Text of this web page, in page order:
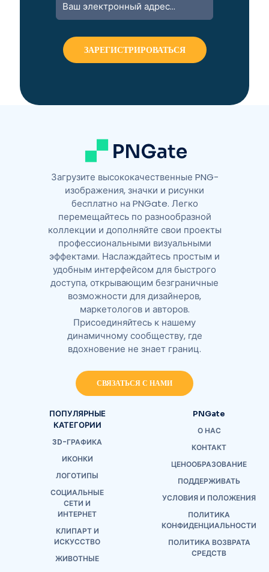
Загрузите высококачественные PNG-
изображения, значки и рисунки
бесплатно на PNGate. Легко
перемещайтесь по разнообразной
коллекции и дополняйте свои проекты
профессиональными визуальными
эффектами. Наслаждайтесь простым и
удобным интерфейсом для быстрого
доступа, открывающим безграничные
возможности для дизайнеров,
маркетологов и авторов.
Присоединяйтесь к нашему
динамичному сообществу, где
вдохновение не знает границ.
СВЯЗАТЬСЯ С НАМИ
ПОПУЛЯРНЫЕ
КАТЕГОРИИ
3D-ГРАФИКА
ИКОНКИ
ЛОГОТИПЫ
СОЦИАЛЬНЫЕ
СЕТИ И
ИНТЕРНЕТ
КЛИПАРТ И
ИСКУССТВО
ЖИВОТНЫЕ
PNGate
О НАС
КОНТАКТ
ЦЕНООБРАЗОВАНИЕ
ПОДДЕРЖИВАТЬ
УСЛОВИЯ И ПОЛОЖЕНИЯ
ПОЛИТИКА
КОНФИДЕНЦИАЛЬНОСТИ
ПОЛИТИКА ВОЗВРАТА
СРЕДСТВ